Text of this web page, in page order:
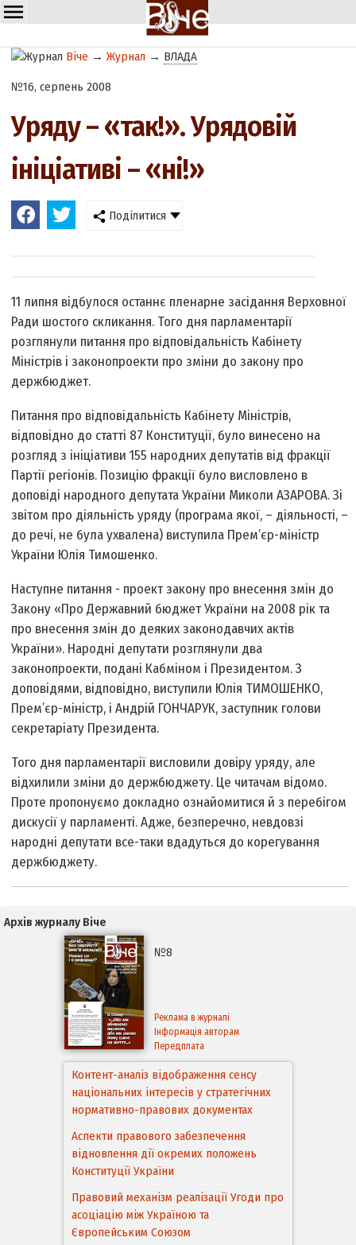
Віче →Журнал → ВЛАДА
№16, серпень 2008
Уряду – «так!». Урядовій
ініціативі – «ні!»
Поділитися
11 липня відбулося останнє пленарне засідання Верховної
Ради шостого скликання. Того дня парламентарії
розглянули питання про відповідальність Кабінету
Міністрів і законопроекти про зміни до закону про
держбюджет.
Питання про відповідальність Кабінету Міністрів,
відповідно до статті 87 Конституції, було винесено на
розгляд з ініціативи 155 народних депутатів від фракції
Партії регіонів. Позицію фракції було висловлено в
доповіді народного депутата України Миколи АЗАРОВА. Зі
звітом про діяльність уряду (програма якої, – діяльності, –
до речі, не була ухвалена) виступила Прем’єр-міністр
України Юлія Тимошенко.
Наступне питання - проект закону про внесення змін до
Закону «Про Державний бюджет України на 2008 рік та
про внесення змін до деяких законодавчих актів
України». Народні депутати розглянули два
законопроекти, подані Кабміном і Президентом. З
доповідями, відповідно, виступили Юлія ТИМОШЕНКО,
Прем’єр-міністр, і Андрій ГОНЧАРУК, заступник голови
секретаріату Президента.
Того дня парламентарії висловили довіру уряду, але
відхилили зміни до держбюджету. Це читачам відомо.
Проте пропонуємо докладно ознайомитися й з перебігом
дискусії у парламенті. Адже, безперечно, невдовзі
народні депутати все-таки вдадуться до корегування
держбюджету.
Архів журналу Віче
№8
Реклама в журналі
Інформація авторам
Передплата
Контент-аналіз відображення сенсу
національних інтересів у стратегічних
нормативно-правових документах
Аспекти правового забезпечення
відновлення дії окремих положень
Конституції України
Правовий механізм реалізації Угоди про
асоціацію між Україною та
Європейським Cоюзом